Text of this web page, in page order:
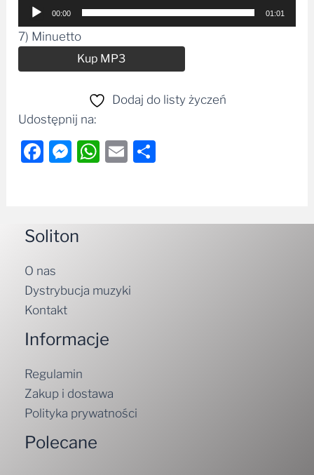
Odtwarzacz
plików
dźwiękowych
00:00 01:01
7) Minuetto
Kup MP3
Dodaj do listy życzeń
Udostępnij na:
Facebook
Messenger
WhatsApp
Email
Soliton
O nas
Dystrybucja muzyki
Kontakt
Informacje
Regulamin
Zakup i dostawa
Polityka prywatności
Polecane